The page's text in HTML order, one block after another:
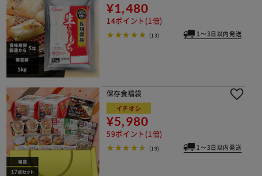
¥1,480
14ポイント(1倍)
(13) 1～3日以内発送
保存食福袋
イチオシ
¥5,980
59ポイント(1倍)
(19) 1～3日以内発送